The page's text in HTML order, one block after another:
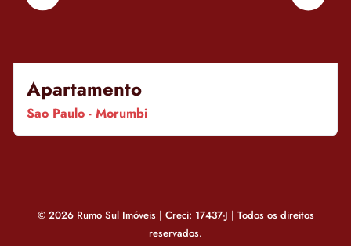
Apartamento
Sao Paulo - Morumbi
© 2026 Rumo Sul Imóveis | Creci: 17437-J | Todos os direitos
reservados.